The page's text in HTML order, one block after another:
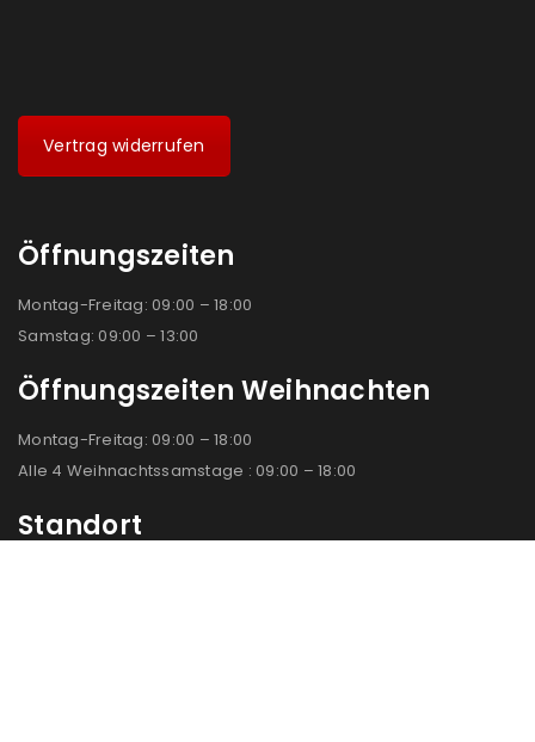
Vertrag widerrufen
Öffnungszeiten
Montag-Freitag: 09:00 – 18:00
Samstag: 09:00 – 13:00
Öffnungszeiten Weihnachten
Montag-Freitag: 09:00 – 18:00
Alle 4 Weihnachtssamstage : 09:00 – 18:00
Standort